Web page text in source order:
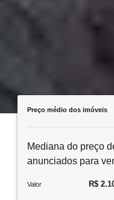
Preço médio dos imóveis
Mediana do preço
anunciados para
Valor R$